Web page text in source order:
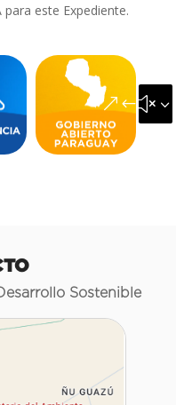
este Expediente.
Sostenible